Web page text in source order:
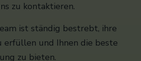
zu kontaktieren.
ist ständig bestrebt, ihre
erfüllen und Ihnen die beste
zu bieten.